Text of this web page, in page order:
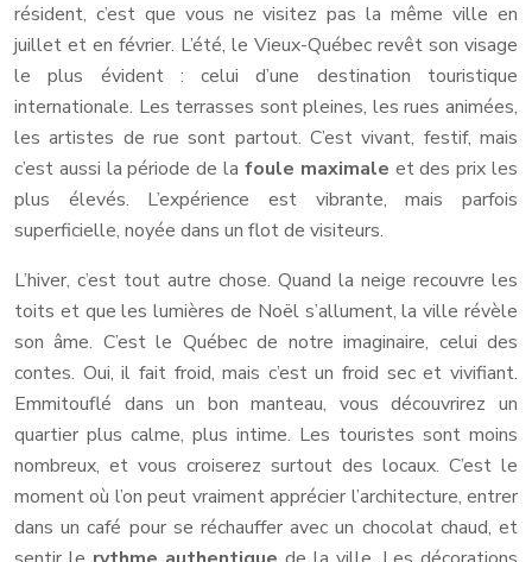
résident, c’est que vous ne visitez pas la même ville en
juillet et en février. L’été, le Vieux-Québec revêt son visage
le plus évident : celui d’une destination touristique
internationale. Les terrasses sont pleines, les rues animées,
les artistes de rue sont partout. C’est vivant, festif, mais
c’est aussi la période de la foule maximale et des prix les
plus élevés. L’expérience est vibrante, mais parfois
superficielle, noyée dans un flot de visiteurs.
L’hiver, c’est tout autre chose. Quand la neige recouvre les
toits et que les lumières de Noël s’allument, la ville révèle
son âme. C’est le Québec de notre imaginaire, celui des
contes. Oui, il fait froid, mais c’est un froid sec et vivifiant.
Emmitouflé dans un bon manteau, vous découvrirez un
quartier plus calme, plus intime. Les touristes sont moins
nombreux, et vous croiserez surtout des locaux. C’est le
moment où l’on peut vraiment apprécier l’architecture, entrer
dans un café pour se réchauffer avec un chocolat chaud, et